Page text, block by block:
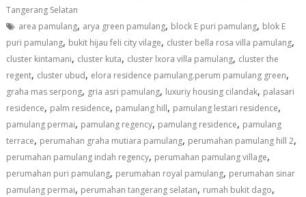
Tangerang Selatan
area pamulang, arya green pamulang, block E puri pamulang, blok E
puri pamulang, bukit hijau feli city vilage, cluster bella rosa villa pamulang,
cluster kintamani, cluster kuta, cluster lxora villa pamulang, cluster the
regent, cluster ubud, elora residence pamulang.perum pamulang green,
graha mas serpong, gria asri pamulang, luxuriy housing cilandak, palasari
residence, palm residence, pamulang hill, pamulang lestari residence,
pamulang permai, pamulang regency, pamulang residence, pamulang
terrace, perumahan graha mutiara pamulang, perumahan pamulang hill 2,
perumahan pamulang indah regency, perumahan pamulang village,
perumahan puri pamulang, perumahan royal pamulang, perumahan sinar
pamulang permai, perumahan tangerang selatan, rumah bukit dago,